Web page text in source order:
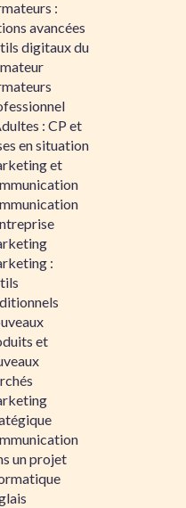
:
avancées
digitaux du
: CP et
en situation
et
:
et
un projet